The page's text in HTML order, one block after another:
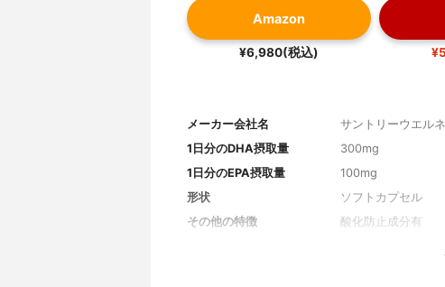
Amazon
¥6,980(税込)
メーカー会社名
サントリーウエル
1日分のDHA摂取量
300mg
1日分のEPA摂取量
100mg
形状
ソフトカプセル
その他の特徴
酸化防止成分有